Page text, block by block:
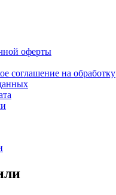
оферты
соглашение на обработку